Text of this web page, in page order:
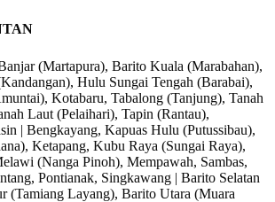
(Martapura), Barito Kuala (Marabahan),
Hulu Sungai Tengah (Barabai),
Kotabaru, Tabalong (Tanjung), Tanah
Laut (Pelaihari), Tapin (Rantau),
| Bengkayang, Kapuas Hulu (Putussibau),
Ketapang, Kubu Raya (Sungai Raya),
(Nanga Pinoh), Mempawah, Sambas,
Pontianak, Singkawang | Barito Selatan
(Tamiang Layang), Barito Utara (Muara